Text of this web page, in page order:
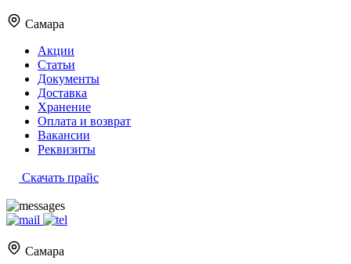
Самара
Акции
Статьи
Документы
Доставка
Хранение
Оплата и возврат
Вакансии
Реквизиты
Скачать прайс
Самара